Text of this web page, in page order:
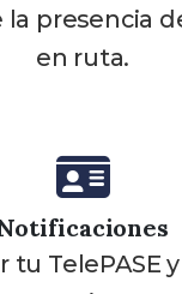
la presencia
en ruta.
tu TelePASE